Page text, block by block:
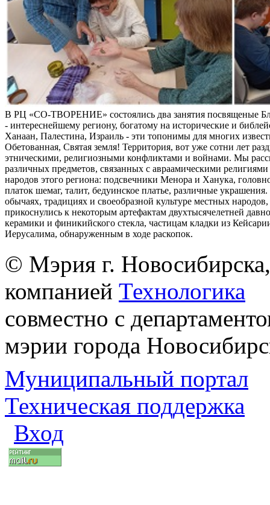
В РЦ «СО-ТВОРЕНИЕ» состоялись два занятия посвященые
- интереснейшему региону, богатому на исторические и
Ханаан, Палестина, Израиль - эти топонимы для многих
Обетованная, Святая земля! Территория, вот уже сотни лет
этническими, религиозными конфликтами и войнами. Мы
различных предметов, связанных с авраамическими религиями
народов этого региона: подсвечники Менора и Ханука,
платок шемаг, талит, бедуинское платье, различные
обычаях, традициях и своеобразной культуре местных
прикоснулись к некоторым артефактам двухтысячелетней
керамики и финикийского стекла, частицам кладки из
Иерусалима, обнаруженным в ходе раскопок.
© Мэрия г.
компанией Технологика
совместно с
мэрии города
Муниципальный портал
Техническая поддержка
Вход